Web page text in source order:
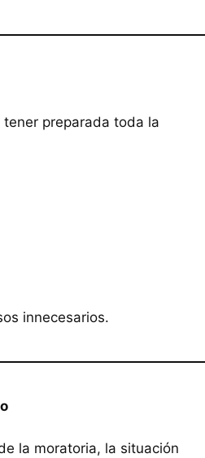
preparada toda la
innecesarios.
la moratoria, la situación